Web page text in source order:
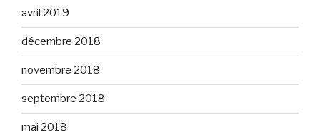
avril 2019
décembre 2018
novembre 2018
septembre 2018
mai 2018